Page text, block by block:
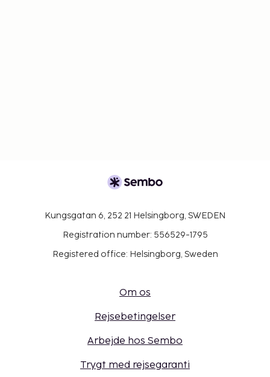
Kungsgatan 6, 252 21 Helsingborg, SWEDEN
Registration number: 556529-1795
Registered office: Helsingborg, Sweden
Om os
Rejsebetingelser
Arbejde hos Sembo
Trygt med rejsegaranti